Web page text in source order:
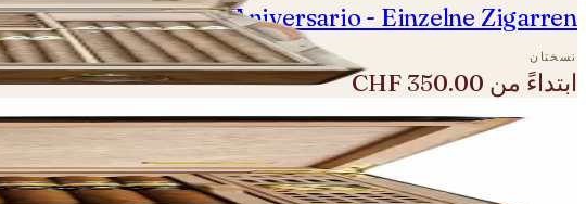
Cohiba 35 Aniversario - Einzelne Zigarren
نسختان
ابتداءً من CHF 350.00
شكل 04
Cohiba 50 Aniversario - Majestuosos 1966 Humidor